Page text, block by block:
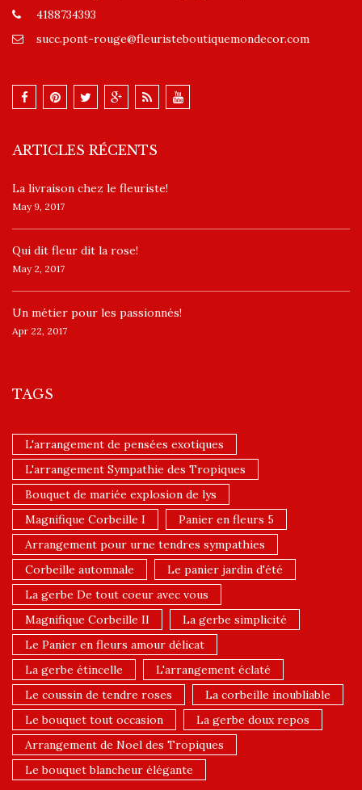
4188734393
succ.pont-rouge@fleuristeboutiquemondecor.com
ARTICLES RÉCENTS
La livraison chez le fleuriste!
May 9, 2017
​Qui dit fleur dit la rose!
May 2, 2017
Un ​métier pour les passionnés​!
Apr 22, 2017
TAGS
L'arrangement de pensées exotiques
L'arrangement Sympathie des Tropiques
Bouquet de mariée explosion de lys
Magnifique Corbeille I
Panier en fleurs 5
Arrangement pour urne tendres sympathies
Corbeille automnale
Le panier jardin d'été
La gerbe De tout coeur avec vous
Magnifique Corbeille II
La gerbe simplicité
Le Panier en fleurs amour délicat
La gerbe étincelle
L'arrangement éclaté
Le coussin de tendre roses
La corbeille inoubliable
Le bouquet tout occasion
La gerbe doux repos
Arrangement de Noel des Tropiques
Le bouquet blancheur élégante